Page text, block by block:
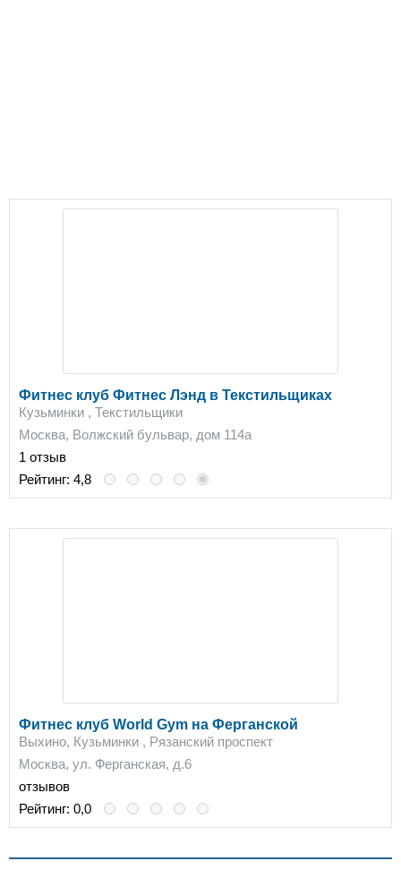
Фитнес клуб Фитнес Лэнд в Текстильщиках
Кузьминки , Текстильщики
Москва, Волжский бульвар, дом 114а
1 отзыв
Рейтинг: 4,8
Фитнес клуб World Gym на Ферганской
Выхино, Кузьминки , Рязанский проспект
Москва, ул. Ферганская, д.6
отзывов
Рейтинг: 0,0